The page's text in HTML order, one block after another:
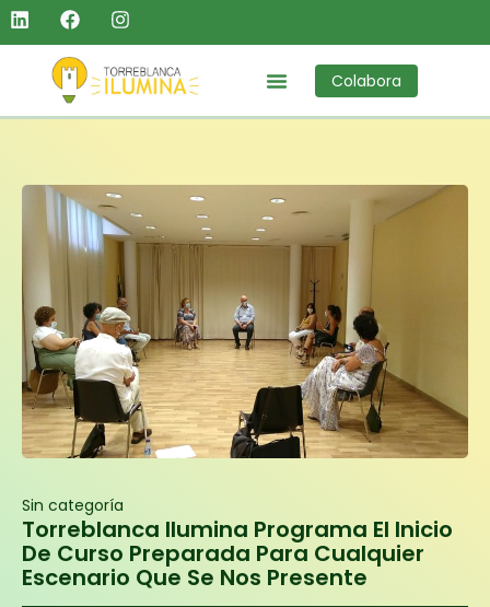
Colabora
Sin categoría
Torreblanca Ilumina Programa El Inicio
De Curso Preparada Para Cualquier
Escenario Que Se Nos Presente